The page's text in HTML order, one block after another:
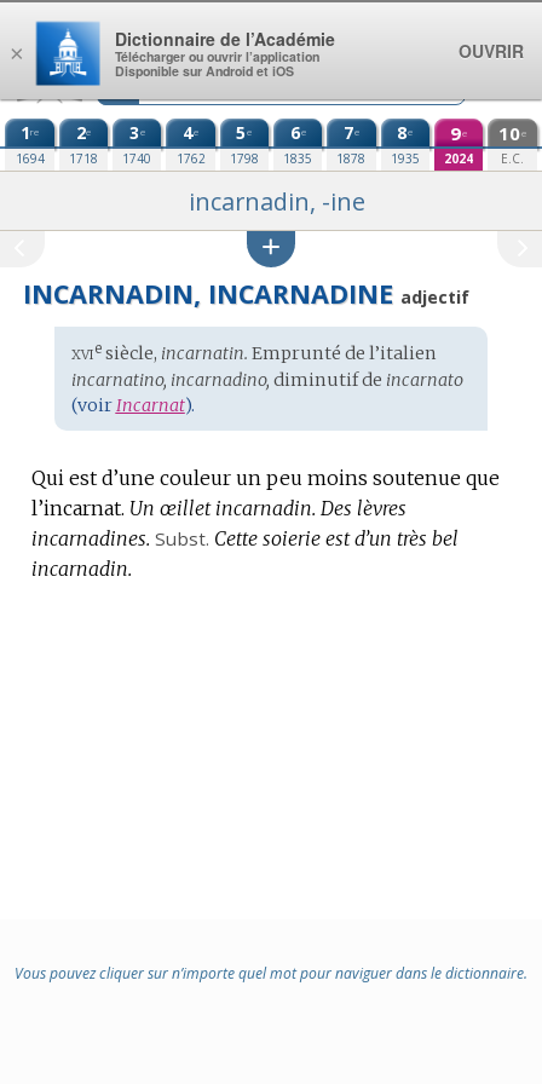
Aller au contenu
1re
1694
2e
1718
3e
1740
4e
1762
5e
1798
6e
1835
7e
1878
8e
1935
9e
2024
10e
E.C.
incarnadin, -ine
INCARNADIN, INCARNADINE adjectif
Étymologie
:
xviesiècle, incarnatin. Emprunté de l’italien
incarnatino, incarnadino, diminutif de incarnato
(voirIncarnat).
Qui est d’une couleur un peu moins soutenue que
l’incarnat. Un œillet incarnadin. Des lèvres
incarnadines. Subst. Cette soierie est d’un très bel
incarnadin.
Vous pouvez cliquer sur n’importe quel mot pour naviguer dans le dictionnaire.
×
Dictionnaire de l’Académie
Télécharger ou ouvrir l’application
Disponible sur Android et iOS
OUVRIR